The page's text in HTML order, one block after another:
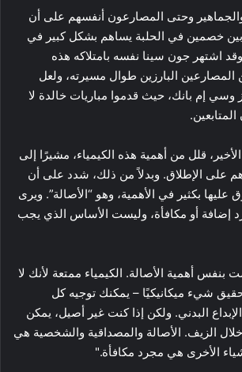
والجماهير وحتى المصارعون أنفسهم على أن
بين خصمين في الحلبة يساهم بشكل كبير في
اشتهر جون سينا نفسه بامتلاكه هذه
المصارعين البارزين طوال مسيرته، ولعل
وسي إم بانك، حيث قدموا مباريات خالدة لا
قلل من أهمية هذه الكيمياء، مشيرًا إلى
على الإطلاق. وبدلاً من ذلك، شدد على أن
عليها بكثير في الأهمية، وهو “الأصالة”. ويرى
إضافة أو مكافأة، وليست الأساس الذي يجب
بنفس أهمية الأصالة. الكيمياء ممتعة لأنك لا
شيء ميكانيكيًا – يمكنك توجيه كل
البدني. ولكن إذا كنت غير أصيل، يمكن
الزيف. الأصالة والمصداقية والشخصية هي
الأخرى هي مجرد مكافأة."